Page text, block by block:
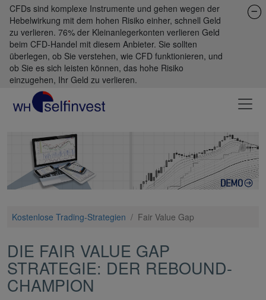
CFDs sind komplexe Instrumente und gehen wegen der
Hebelwirkung mit dem hohen Risiko einher, schnell Geld
zu verlieren. 76% der Kleinanlegerkonten verlieren Geld
beim CFD-Handel mit diesem Anbieter. Sie sollten
überlegen, ob Sie verstehen, wie CFD funktionieren, und
ob Sie es sich leisten können, das hohe Risiko
einzugehen, Ihr Geld zu verlieren.
Kostenlose Trading-Strategien / Fair Value Gap
DIE FAIR VALUE GAP
STRATEGIE: DER REBOUND-
CHAMPION